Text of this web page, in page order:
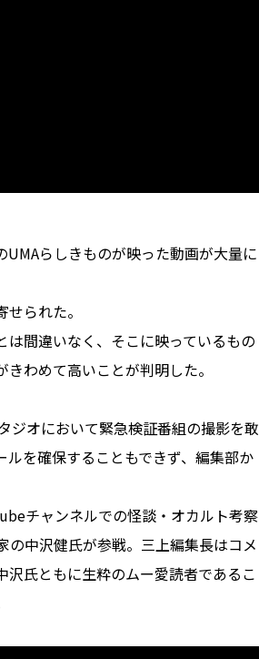
らしきものが映った動画が大量に
られた。
間違いなく、そこに映っているもの
わめて高いことが判明した。
ジオにおいて緊急検証番組の撮影を敢
を確保することもできず、編集部か
チャンネルでの怪談・オカルト考察
の中沢健氏が参戦。三上編集長はコメ
氏ともに生粋のムー愛読者であるこ